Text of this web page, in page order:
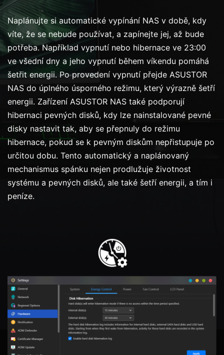
Naplánujte si automatické vypínání NAS v době, kdy
víte, že se nebude používat, a zapínejte jej, až bude
potřeba. Například vypnutí nebo hibernace ve 23:00
ve všední dny a jeho vypnutí během víkendu pomáhá
šetřit energii. Po provedení vypnutí přejde ASUSTOR
NAS do úplného úsporného režimu, který výrazně šetří
energii. Zařízení ASUSTOR NAS také podporují
hibernaci pevných disků, kdy lze nainstalované pevné
disky nastavit tak, aby se přepnuly do režimu
hibernace, pokud se k pevným diskům nepřistupuje po
určitou dobu. Tento automatický a naplánovaný
mechanismus spánku nejen prodlužuje životnost
systému a pevných disků, ale také šetří energii, a tím i
peníze.